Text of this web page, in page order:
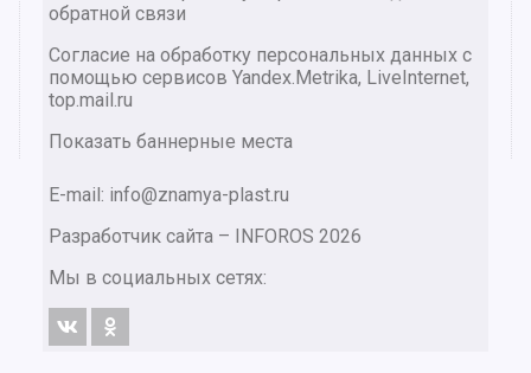
обратной связи
Согласие на обработку персональных данных с
помощью сервисов Yandex.Metrika, LiveInternet,
top.mail.ru
Показать баннерные места
E-mail: info@znamya-plast.ru
Разработчик сайта – INFOROS 2026
Мы в социальных сетях: